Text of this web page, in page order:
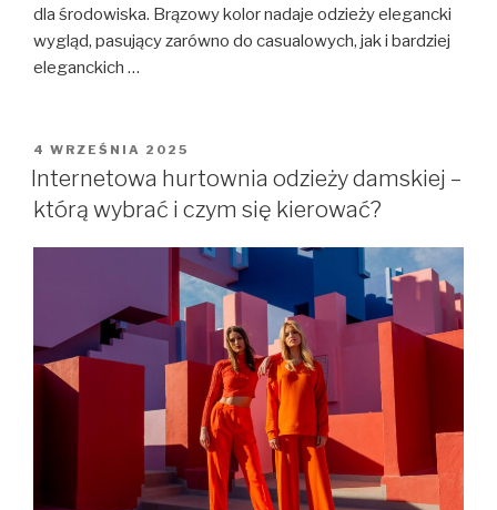
dla środowiska. Brązowy kolor nadaje odzieży elegancki
wygląd, pasujący zarówno do casualowych, jak i bardziej
eleganckich …
OPUBLIKOWANE
W
4 WRZEŚNIA 2025
Internetowa hurtownia odzieży damskiej –
którą wybrać i czym się kierować?